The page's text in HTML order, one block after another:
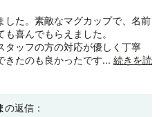
した。素敵なマグカップで、名前
喜んでもらえました。
タッフの方の対応が優しく丁寧
きたのも良かったです... 続きを読
の返信：